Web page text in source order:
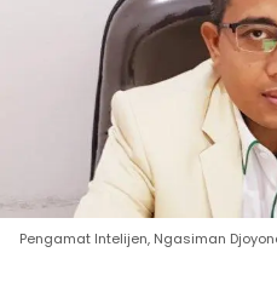
Pengamat Intelijen, Ngasiman